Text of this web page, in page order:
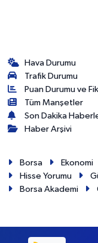
Hava Durumu
Trafik Durumu
Puan Durumu ve
Tüm Manşetler
Son Dakika
Haber Arşivi
Borsa Ekonomi
Hisse Yorumu
Borsa Akademi